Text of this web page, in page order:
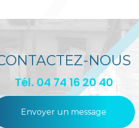
NOUS
Tél. 04 74 16 20 40
Envoyer un message